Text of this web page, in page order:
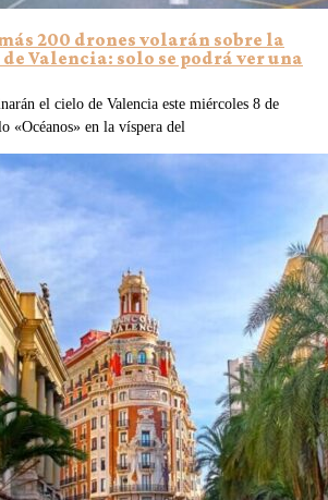
200 drones volarán sobre la
Valencia: solo se podrá ver una
el cielo de Valencia este miércoles 8 de
«Océanos» en la víspera del